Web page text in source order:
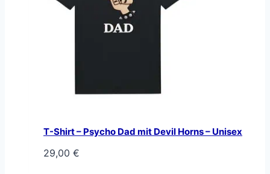
T-Shirt – Psycho Dad mit Devil Horns – Unisex
29,00 €